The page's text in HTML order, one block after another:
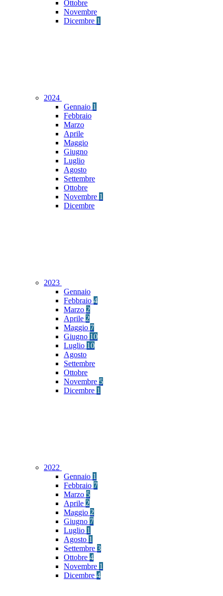
Ottobre
Novembre
Dicembre 1
2024
Gennaio 1
Febbraio
Marzo
Aprile
Maggio
Giugno
Luglio
Agosto
Settembre
Ottobre
Novembre 1
Dicembre
2023
Gennaio
Febbraio 4
Marzo 2
Aprile 2
Maggio 7
Giugno 10
Luglio 10
Agosto
Settembre
Ottobre
Novembre 5
Dicembre 1
2022
Gennaio 1
Febbraio 7
Marzo 5
Aprile 2
Maggio 2
Giugno 7
Luglio 1
Agosto 1
Settembre 3
Ottobre 4
Novembre 1
Dicembre 4